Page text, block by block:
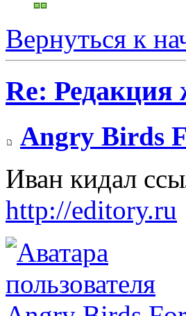
Вернуться к
Re:
Angry Birds
Иван кидал
http://editory.ru